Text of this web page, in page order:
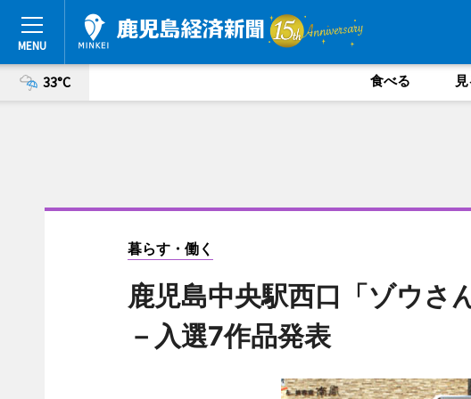
33°C 食べる
暮らす・働く
鹿児島中央駅西口「ゾウさ
－入選7作品発表